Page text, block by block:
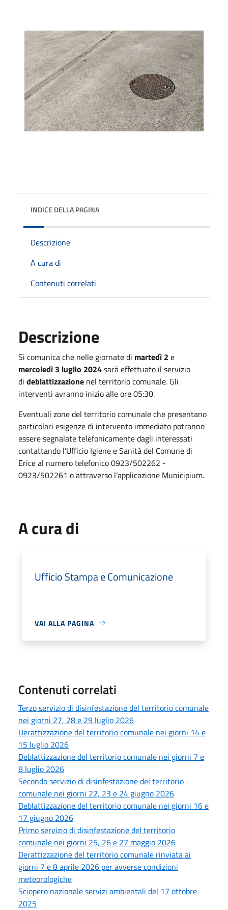
INDICE DELLA PAGINA
Descrizione
A cura di
Contenuti correlati
Descrizione
Si comunica che nelle giornate di martedì 2 e
mercoledì 3 luglio 2024sarà effettuato il servizio
di deblattizzazione nel territorio comunale. Gli
interventi avranno inizio alle ore 05:30.
Eventuali zone del territorio comunale che presentano
particolari esigenze di intervento immediato potranno
essere segnalate telefonicamente dagli interessati
contattando l’Ufficio Igiene e Sanità del Comune di
Erice al numero telefonico 0923/502262 -
0923/502261 o attraverso l’applicazione Municipium.
A cura di
Ufficio Stampa e Comunicazione
VAI ALLA PAGINA
Contenuti correlati
Terzo servizio di disinfestazione del territorio comunale
nei giorni 27, 28 e 29 luglio 2026
Derattizzazione del territorio comunale nei giorni 14 e
15 luglio 2026
Deblattizzazione del territorio comunale nei giorni 7 e
8 luglio 2026
Secondo servizio di disinfestazione del territorio
comunale nei giorni 22, 23 e 24 giugno 2026
Deblattizzazione del territorio comunale nei giorni 16 e
17 giugno 2026
Primo servizio di disinfestazione del territorio
comunale nei giorni 25, 26 e 27 maggio 2026
Derattizzazione del territorio comunale rinviata ai
giorni 7 e 8 aprile 2026 per avverse condizioni
meteorologiche
Sciopero nazionale servizi ambientali del 17 ottobre
2025